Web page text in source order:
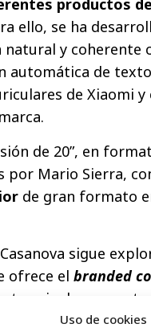
Uso de cookies
productos
ello, se ha
y coherente
automática de
de Xiaomi
de 20”, en
Mario Sierra,
de gran formato
sigue
ofrece el branded
terminales y